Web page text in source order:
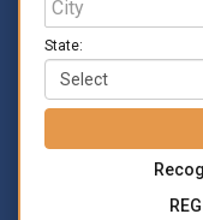
State: